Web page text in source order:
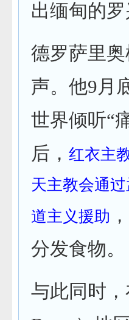
出缅甸的罗
德罗萨里
声。他9月
世界倾听“
后， 红衣主
天主教会通
道主义援助
分发食物。
与此同时，